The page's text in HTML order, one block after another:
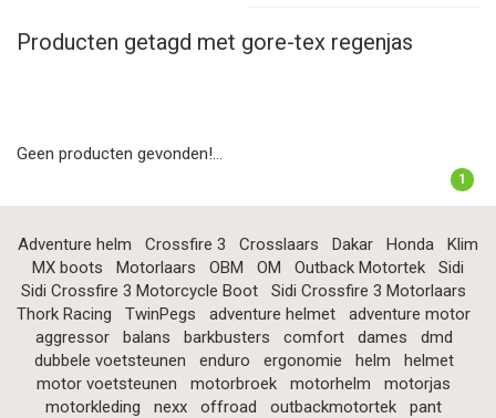
Producten getagd met gore-tex regenjas
Geen producten gevonden!...
1
Adventure helm Crossfire 3 Crosslaars Dakar Honda
Klim
MX boots
Motorlaars OBM OM Outback Motortek
Sidi
Sidi Crossfire 3 Motorcycle Boot
Sidi Crossfire 3 Motorlaars
Thork Racing
TwinPegs adventure helmet
adventure motor
aggressor
balans barkbusters comfort dames
dmd
dubbele voetsteunen
enduro ergonomie helm
helmet
motor voetsteunen
motorbroek motorhelm
motorjas
motorkleding
nexx offroad outbackmotortek
pant